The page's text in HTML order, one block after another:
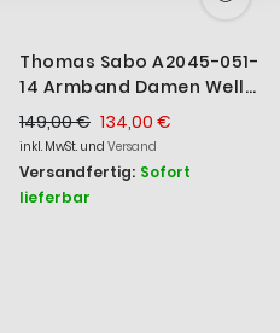
Thomas Sabo A2045-051-
14 Armband Damen Welle
mit Steinen Zirkonia
Sterlingsilber
134,00 €
149,00 €
inkl. MwSt. und Versand
Versandfertig: Sofort
lieferbar